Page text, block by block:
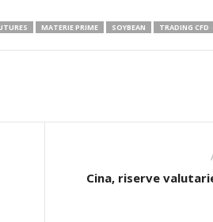
MATERIE PRIME SOYBEAN TRADING CFD
Cina, riserve